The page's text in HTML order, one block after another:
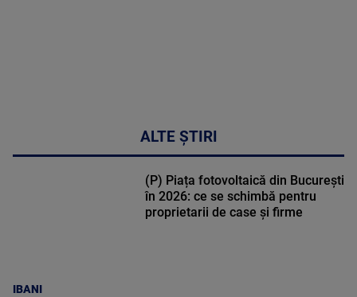
ALTE ȘTIRI
IBANI
(P) Piața fotovoltaică din București
în 2026: ce se schimbă pentru
proprietarii de case și firme